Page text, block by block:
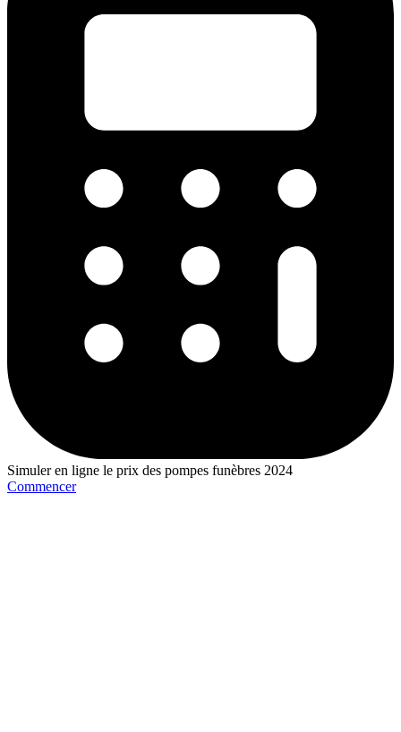
Simuler en ligne le prix des pompes funèbres 2024
Commencer